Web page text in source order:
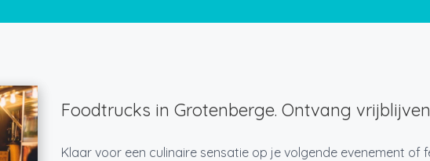
Foodtrucks in Grotenberge. Ontvang
Klaar voor een culinaire sensatie op je volgende evenement of